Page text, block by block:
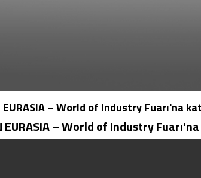
EURASIA – World of Industry Fuarı'na
EURASIA – World of Industry Fuarı'na